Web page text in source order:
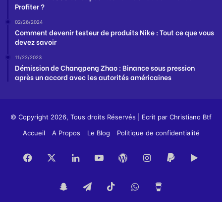
Profiter ?
02/26/2024
Comment devenir testeur de produits Nike : Tout ce que vous
devez savoir
11/22/2023
Démission de Changpeng Zhao : Binance sous pression
après un accord avec les autorités américaines
© Copyright 2026, Tous droits Réservés | Ecrit par Christiano Btf
Accueil
A Propos Le Blog Politique de confidentialité
Facebook LinkedinYouTubeWordPress
Instagram
PayPal
SnapchatTelegramTikTokWhatsApp